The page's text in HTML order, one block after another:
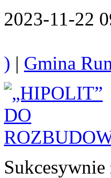
2023-11-22
) | Gmina